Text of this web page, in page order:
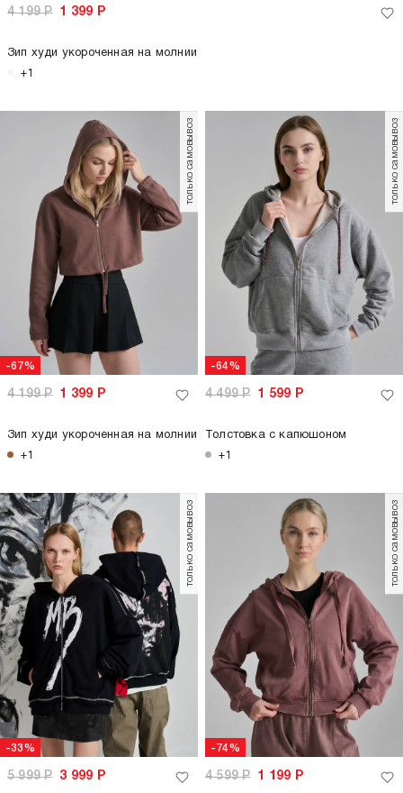
4 199Р 1 399 Р
Зип худи укороченная на молнии
+1
-67%
только самовывоз
4 199Р 1 399 Р
Зип худи укороченная на молнии
+1
-64%
только самовывоз
4 499Р 1 599 Р
Толстовка с капюшоном
+1
-33%
только самовывоз
5 999Р 3 999 Р
-74%
только самовывоз
4 599Р 1 199 Р